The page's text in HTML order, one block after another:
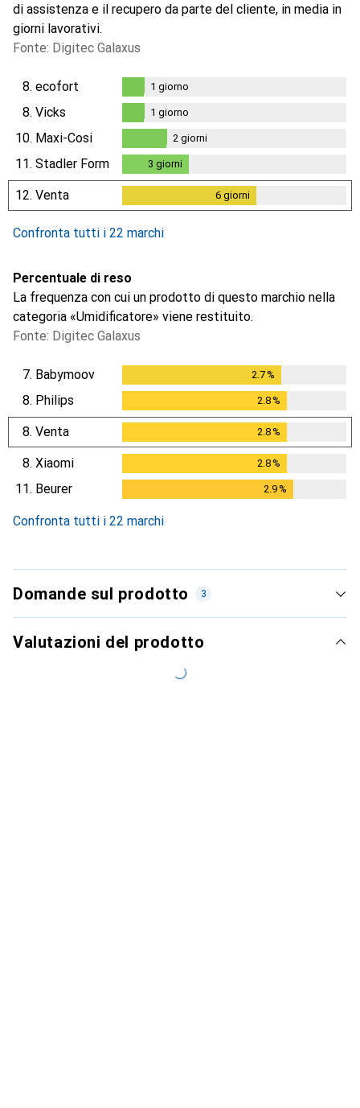
di assistenza e il recupero da parte del cliente, in media in
giorni lavorativi.
Fonte: Digitec Galaxus
8. ecofort
giorno
1 giorno
8. Vicks
giorno
1 giorno
10. Maxi-Cosi
2giorni
2 giorni
11. Stadler Form 3 giorni
12. Venta 6 giorni
Confronta tutti i 22 marchi
Percentuale di reso
La frequenza con cui un prodotto di questo marchio nella
categoria «Umidificatore» viene restituito.
Fonte: Digitec Galaxus
7. Babymoov 2.7%
8. Philips 2.8%
8. Venta 2.8%
8. Xiaomi 2.8%
11. Beurer 2.9%
Confronta tutti i 22 marchi
Domande sul prodotto 3
Valutazioni del prodotto